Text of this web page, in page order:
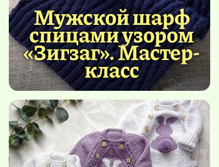
Мужской шарф
спицами узором
«Зигзаг». Мастер-
класс